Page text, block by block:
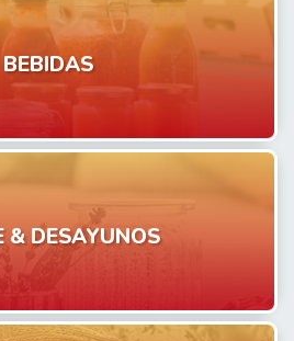
BEBIDAS
& DESAYUNOS